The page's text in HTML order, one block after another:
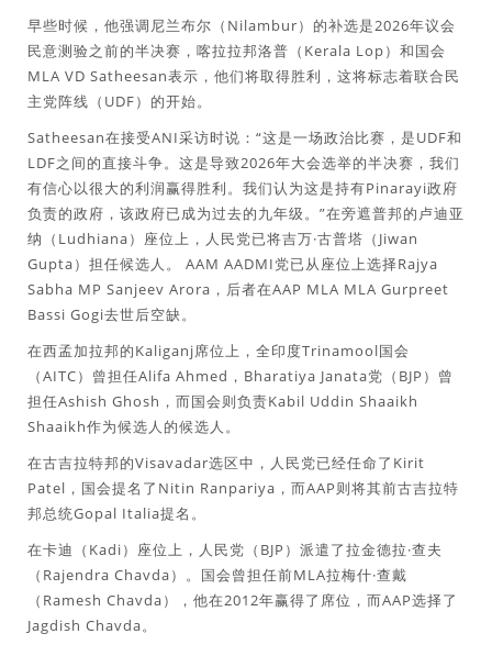
早些时候，他强调尼兰布尔（Nilambur）的补选是2026年议会
民意测验之前的半决赛，喀拉拉邦洛普（Kerala Lop）和国会
MLA VD Satheesan表示，他们将取得胜利，这将标志着联合民
主党阵线（UDF）的开始。
Satheesan在接受ANI采访时说：“这是一场政治比赛，是UDF和
LDF之间的直接斗争。这是导致2026年大会选举的半决赛，我们
有信心以很大的利润赢得胜利。我们认为这是持有Pinarayi政府
负责的政府，该政府已成为过去的九年级。”在旁遮普邦的卢迪亚
纳（Ludhiana）座位上，人民党已将吉万·古普塔（Jiwan
Gupta）担任候选人。 AAM AADMI党已从座位上选择Rajya
Sabha MP Sanjeev Arora，后者在AAP MLA MLA Gurpreet
Bassi Gogi去世后空缺。
在西孟加拉邦的Kaliganj席位上，全印度Trinamool国会
（AITC）曾担任Alifa Ahmed，Bharatiya Janata党（BJP）曾
担任Ashish Ghosh，而国会则负责Kabil Uddin Shaaikh
Shaaikh作为候选人的候选人。
在古吉拉特邦的Visavadar选区中，人民党已经任命了Kirit
Patel，国会提名了Nitin Ranpariya，而AAP则将其前古吉拉特
邦总统Gopal Italia提名。
在卡迪（Kadi）座位上，人民党（BJP）派遣了拉金德拉·查夫
（Rajendra Chavda）。国会曾担任前MLA拉梅什·查戴
（Ramesh Chavda），他在2012年赢得了席位，而AAP选择了
Jagdish Chavda。